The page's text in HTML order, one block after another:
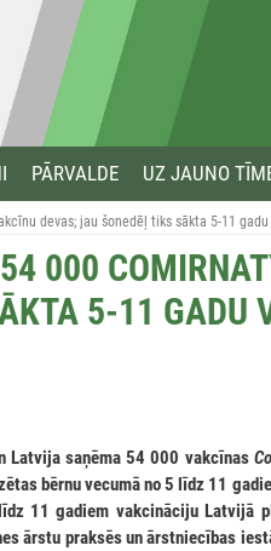
PĀRVALDE UZ JAUNO
devas; jau šonedēļ tiks sākta 5-11
000
5-11 GADU
Latvija saņēma 54 000 vakcīnas
bērnu vecumā no 5 līdz 11
11 gadiem vakcināciju Latvijā
ārstu praksēs un ārstniecības